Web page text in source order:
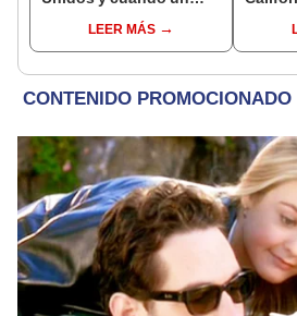
desplegarla?
LEER MÁS